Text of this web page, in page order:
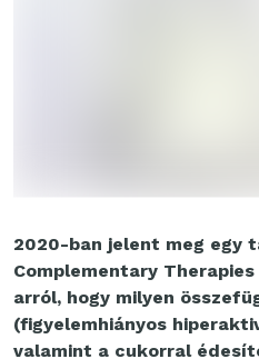
2020-ban jelent meg egy
Complementary
arról, hogy milyen
(figyelemhiányos
valamint a cukorral